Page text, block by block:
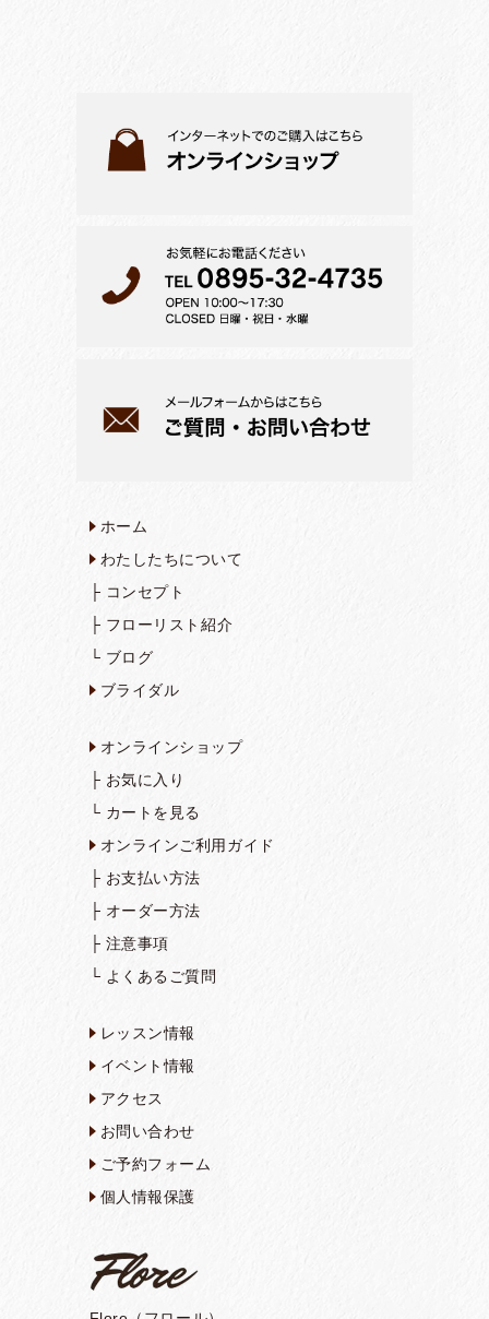
ホーム
わたしたちについて
├ コンセプト
├ フローリスト紹介
└ ブログ
ブライダル
オンラインショップ
├ お気に入り
└ カートを見る
オンラインご利用ガイド
├ お支払い方法
├ オーダー方法
├ 注意事項
└ よくあるご質問
レッスン情報
イベント情報
アクセス
お問い合わせ
ご予約フォーム
個人情報保護